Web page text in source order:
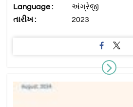
Language :
અંગ્રેજી
તારીખ :
2023